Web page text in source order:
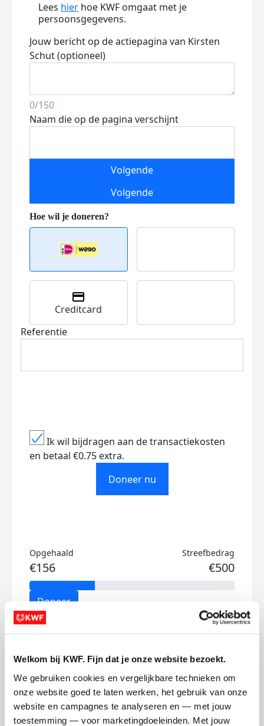
Welkom bij KWF. Fijn dat je onze website bezoekt.
We gebruiken cookies en vergelijkbare technieken om
onze website goed te laten werken, het gebruik van onze
website en campagnes te analyseren en — met jouw
toestemming — voor marketingdoeleinden. Met jouw
Lees hier hoe KWF omgaat met je
persoonsgegevens.
Jouw bericht op de actiepagina van Kirsten
Schut (optioneel)
0/150
Naam die op de pagina verschijnt
Volgende
Volgende
Creditcard
Referentie
Ik wil bijdragen aan de transactiekosten
en betaal €0.75 extra.
Doneer nu
Opgehaald
€156
Streefbedrag
€500
Doneer
Kirsten's badges